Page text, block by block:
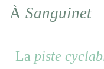
À Sanguinet
La piste